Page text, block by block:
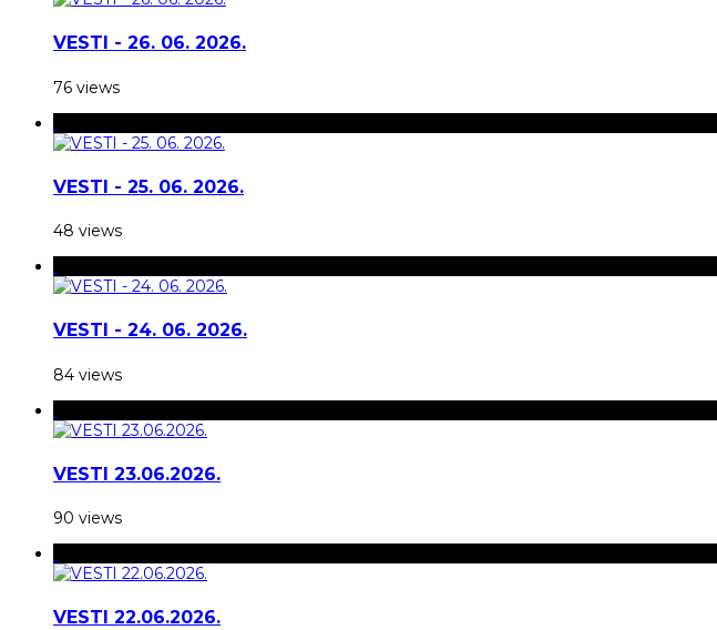
VESTI - 26. 06. 2026.
76 views
VESTI - 25. 06. 2026.
48 views
VESTI - 24. 06. 2026.
84 views
VESTI 23.06.2026.
90 views
VESTI 22.06.2026.